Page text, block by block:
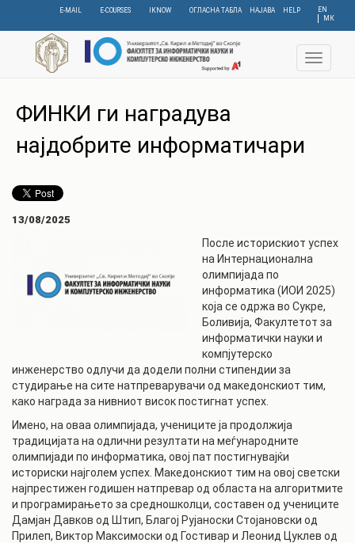
content
EN
МК
E-MAIL E-COURSES IKNOW ОГЛАСНА ТАБЛА НАЈАВА HELP
Toggle
ФИНКИ ги наградува
најдобрите информатичари
13/08/2025
После историскиот успех
на Интернационална
олимпијада по
информатика (ИОИ 2025)
која се одржа во Сукре,
Боливија, Факултетот за
информатички науки и
компјутерско
инженерство одлучи да додели полни стипендии за
студирање на сите натпреварувачи од македонскиот тим,
како награда за нивниот висок постигнат успех.
Имено, на оваа олимпијада, учениците ја продолжија
традицијата на одлични резултати на меѓународните
олимпијади по информатика, овој пат постигнувајќи
историски најголем успех. Македонскиот тим на овој светски
најпрестижен годишен натпревар од областа на алгоритмите
и програмирањето за средношколци, составен од учениците
Дамјан Давков од Штип, Благој Рујаноски Стојановски од
Прилеп, Виктор Максимоски од Гостивар и Леонид Цуклев од